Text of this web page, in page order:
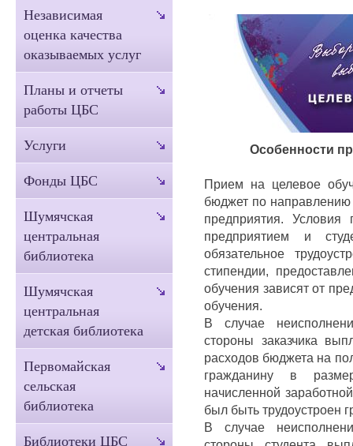
Особенности
Прием на целевое
бюджет по направлению
предприятия. Условия
предприятием и
обязательное
стипендии,
обучения зависят от
обучения.
В случае
стороны заказчика
расходов бюджета на
гражданину в
начисленной
был быть трудоустроен
В случае
Независимая
оценка качества
оказываемых услуг
Планы и отчеты
работы ЦБС
Услуги
Фонды ЦБС
Шумячская
центральная
библиотека
Шумячская
центральная
детская библиотека
Первомайская
сельская
библиотека
Библиотеки ЦБС